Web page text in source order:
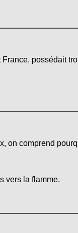
possédait
on comprend
vers la flamme.